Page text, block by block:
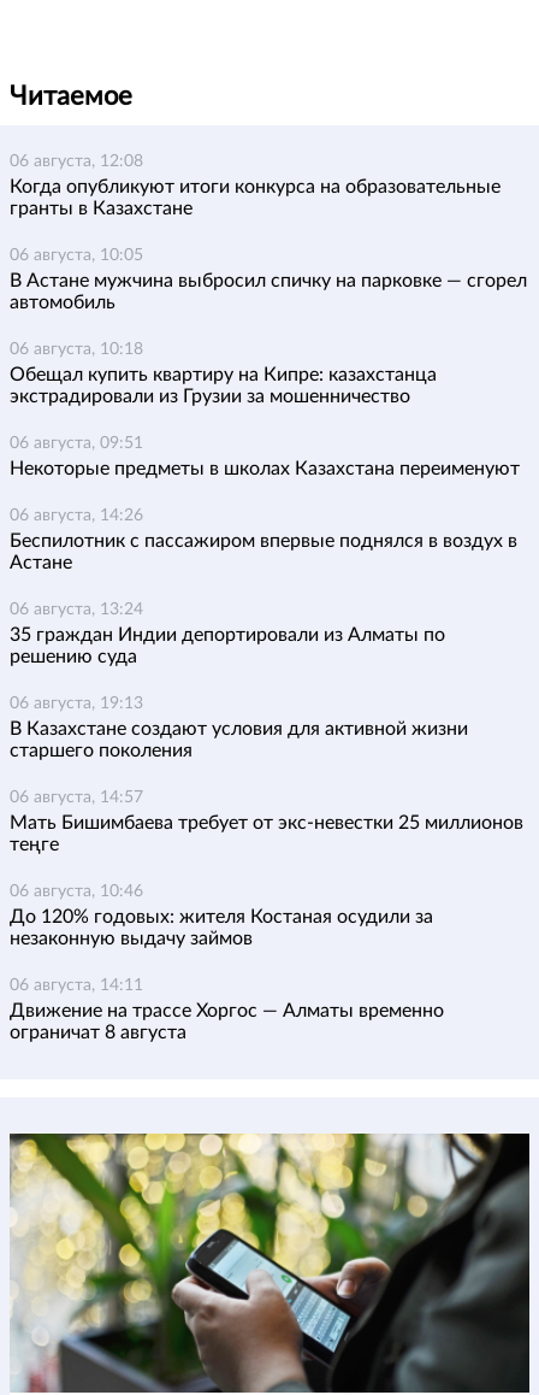
Читаемое
06 августа, 12:08
Когда опубликуют итоги конкурса на образовательные
гранты в Казахстане
06 августа, 10:05
В Астане мужчина выбросил спичку на парковке — сгорел
автомобиль
06 августа, 10:18
Обещал купить квартиру на Кипре: казахстанца
экстрадировали из Грузии за мошенничество
06 августа, 09:51
Некоторые предметы в школах Казахстана переименуют
06 августа, 14:26
Беспилотник с пассажиром впервые поднялся в воздух в
Астане
06 августа, 13:24
35 граждан Индии депортировали из Алматы по
решению суда
06 августа, 19:13
В Казахстане создают условия для активной жизни
старшего поколения
06 августа, 14:57
Мать Бишимбаева требует от экс-невестки 25 миллионов
теңге
06 августа, 10:46
До 120% годовых: жителя Костаная осудили за
незаконную выдачу займов
06 августа, 14:11
Движение на трассе Хоргос — Алматы временно
ограничат 8 августа